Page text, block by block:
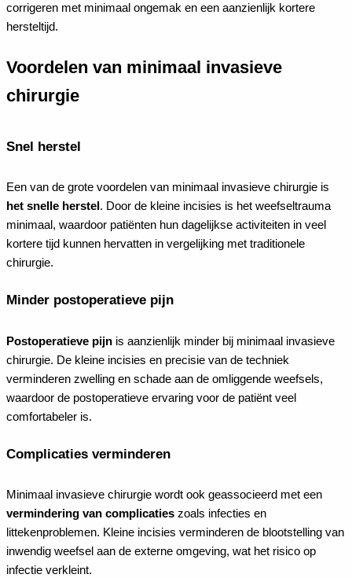
corrigeren met minimaal ongemak en een aanzienlijk kortere
hersteltijd.
Voordelen van minimaal invasieve
chirurgie
Snel herstel
Een van de grote voordelen van minimaal invasieve chirurgie is
het snelle herstel . Door de kleine incisies is het weefseltrauma
minimaal, waardoor patiënten hun dagelijkse activiteiten in veel
kortere tijd kunnen hervatten in vergelijking met traditionele
chirurgie.
Minder postoperatieve pijn
Postoperatieve pijn is aanzienlijk minder bij minimaal invasieve
chirurgie. De kleine incisies en precisie van de techniek
verminderen zwelling en schade aan de omliggende weefsels,
waardoor de postoperatieve ervaring voor de patiënt veel
comfortabeler is.
Complicaties verminderen
Minimaal invasieve chirurgie wordt ook geassocieerd met een
vermindering van complicaties zoals infecties en
littekenproblemen. Kleine incisies verminderen de blootstelling van
inwendig weefsel aan de externe omgeving, wat het risico op
infectie verkleint.